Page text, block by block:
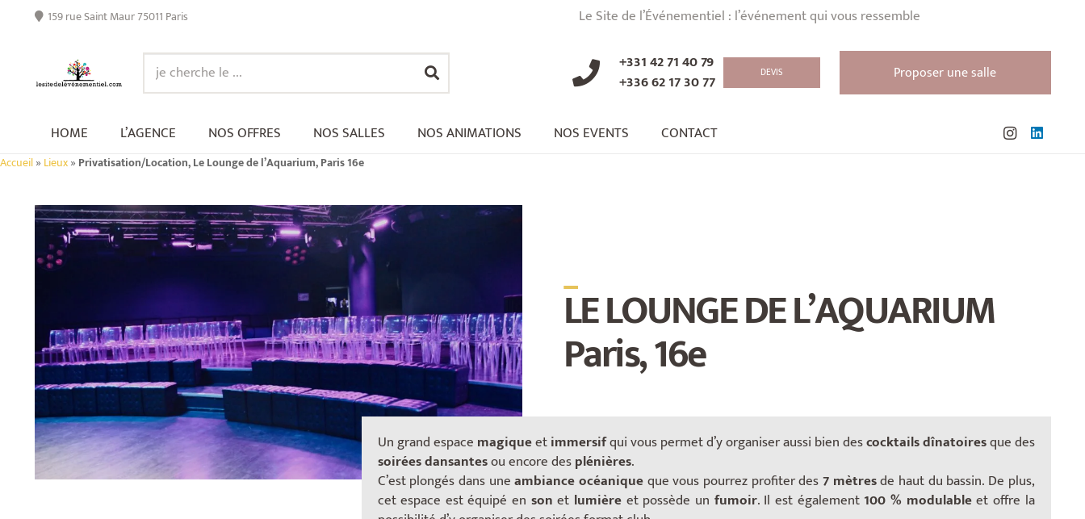
159 rue Saint Maur 75011 Paris Le Site de l’Événementiel : l’événement qui vous ressemble
+331 42 71 40 79
+336 62 17 30 77
DEVIS Proposer une salle
HOME L’AGENCE NOS OFFRES NOS SALLES NOS ANIMATIONS NOS EVENTS CONTACT
Accueil» Lieux» Privatisation/Location, Le Lounge de l’Aquarium, Paris 16e
_
LE LOUNGE DE L’AQUARIUM
Paris, 16e
Un grand espace magiqueetimmersifqui vous permet d’y organiser aussi bien descocktails dînatoiresque des
soirées dansantesou encore desplénières.
C’est plongés dans uneambiance océaniqueque vous pourrez profiter des7 mètresde haut du bassin. De plus,
cet espace est équipé en son et lumière et possède un fumoir. Il est également 100 % modulableet offre la